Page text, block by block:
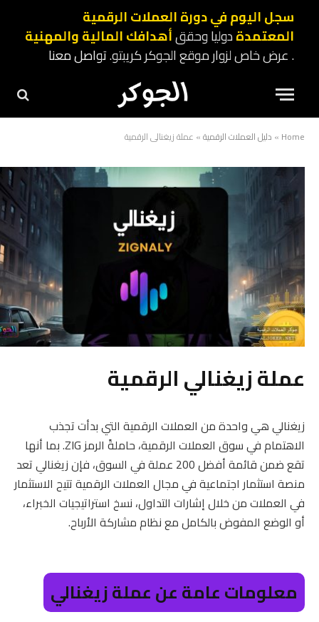
سجل اليوم في دورة العملات الرقمية
المعتمدةدوليا وحققأهدافك المالية والمهنية
. عرض خاص لزوار موقع الجوكر كريبتو.تواصل معنا
Home
» دليل العملات الرقمية» عملة زيغنالي الرقمية
عملة زيغنالي الرقمية
زيغنالي هي واحدة من العملات الرقمية التي بدأت تجذب
الاهتمام في سوق العملات الرقمية، حاملةً الرمز ZIG. بما أنها
تقع ضمن قائمة أفضل 200 عملة في السوق، فإن زيغنالي تعد
منصة استثمار اجتماعية في مجال العملات الرقمية تتيح الاستثمار
في العملات من خلال إشارات التداول، نسخ استراتيجيات الخبراء،
أو الوضع المفوض بالكامل مع نظام مشاركة الأرباح.
معلومات عامة عن عملة زيغنالي